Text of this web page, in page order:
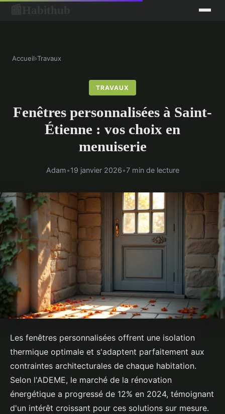
Accueil›Travaux
TRAVAUX
Fenêtres personnalisées à Saint-
Étienne : vos choix en
menuiserie
Adam•19 janvier 2026•7 min de lecture
Les fenêtres personnalisées offrent une isolation
thermique optimale et s'adaptent parfaitement aux
contraintes architecturales de chaque habitation.
Selon l'ADEME, le marché de la rénovation
énergétique a progressé de 12% en 2024, témoignant
d'un intérêt croissant pour ces solutions sur mesure.